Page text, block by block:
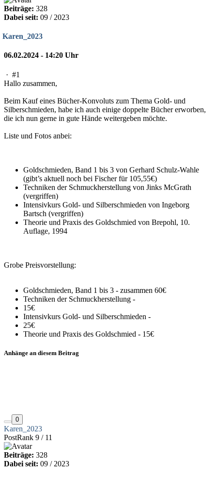
Beiträge: 328
Dabei seit: 09 / 2023
Karen_2023
06.02.2024 - 14:20 Uhr
· #1
Hallo zusammen,
Beim Kauf eines Bücher-Konvoluts zum Thema Gold- und
Silberschmieden, habe ich auch einige doppelte Bücher erworben,
die ich nun gerne in gute Hände weitergeben möchte.
Liste und Fotos anbei:
Goldschmieden, Band 1 bis 3 von Gerhard Schulz-Wahle
(gibt’s aktuell noch bei Fischer für 105,55€)
Techniken der Schmuckherstellung von Jinks McGrath
(vergriffen)
Intensivkurs Gold- und Silberschmieden von Ingeborg
Bartsch (vergriffen)
Theorie und Praxis des Goldschmied von Brepohl, 10.
Auflage, 1994
Grobe Preisvorstellung:
Goldschmieden, Band 1 bis 3 - zusammen 60€
Techniken der Schmuckherstellung -
15€
Intensivkurs Gold- und Silberschmieden -
25€
Theorie und Praxis des Goldschmied - 15€
Anhänge an diesem Beitrag
0
Karen_2023
PostRank 9 / 11
Beiträge: 328
Dabei seit: 09 / 2023